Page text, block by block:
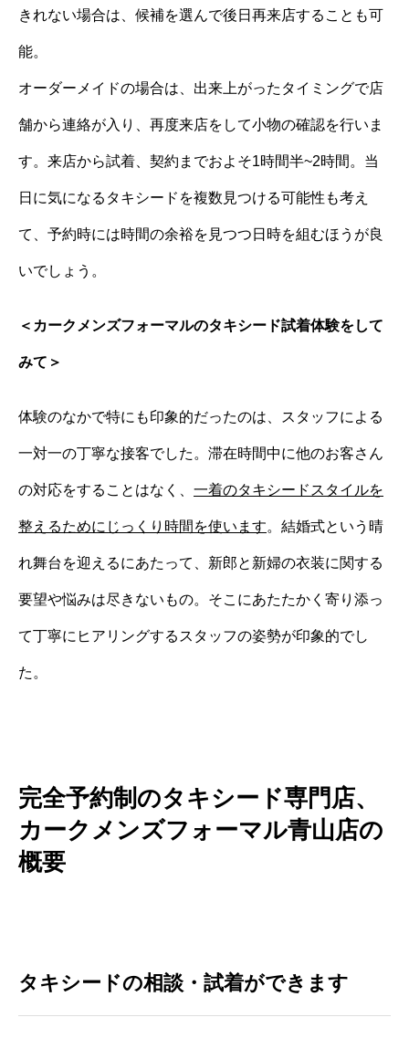
きれない場合は、候補を選んで後日再来店することも可
能。
オーダーメイドの場合は、出来上がったタイミングで店
舗から連絡が入り、再度来店をして小物の確認を行いま
す。来店から試着、契約までおよそ1時間半~2時間。当
日に気になるタキシードを複数見つける可能性も考え
て、予約時には時間の余裕を見つつ日時を組むほうが良
いでしょう。
＜カークメンズフォーマルのタキシード試着体験をして
みて＞
体験のなかで特にも印象的だったのは、スタッフによる
一対一の丁寧な接客でした。滞在時間中に他のお客さん
の対応をすることはなく、 一着のタキシードスタイルを
整えるためにじっくり時間を使います。結婚式という晴
れ舞台を迎えるにあたって、新郎と新婦の衣装に関する
要望や悩みは尽きないもの。そこにあたたかく寄り添っ
て丁寧にヒアリングするスタッフの姿勢が印象的でし
た。
完全予約制のタキシード専門店、
カークメンズフォーマル青山店の
概要
タキシードの相談・試着ができます